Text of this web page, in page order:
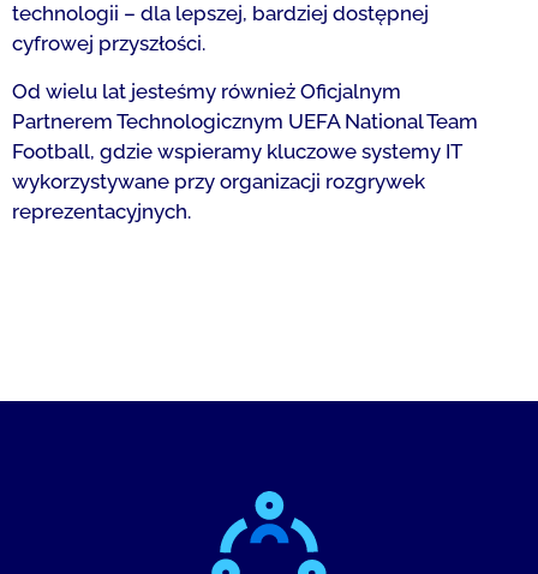
technologii – dla lepszej, bardziej dostępnej
cyfrowej przyszłości.
Od wielu lat jesteśmy również Oficjalnym
Partnerem Technologicznym UEFA National Team
Football, gdzie wspieramy kluczowe systemy IT
wykorzystywane przy organizacji rozgrywek
reprezentacyjnych.